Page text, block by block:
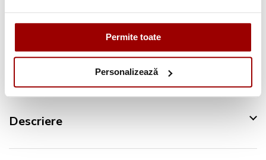
Permite toate
Personalizează
Descriere